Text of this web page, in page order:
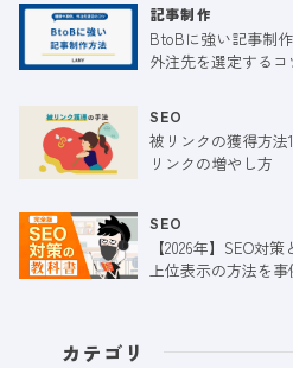
記事制作
BtoBに強い記事制
外注先を選定する
SEO
被リンクの獲得方法
リンクの増やし方
SEO
【2026年】SEO対
上位表示の方法を
カテゴリ